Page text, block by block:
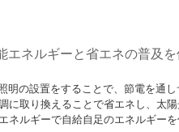
エネルギーと省エネの普及を
明の設置をすることで、節電を通し
に取り換えることで省エネし、太
ネルギーで自給自足のエネルギーを